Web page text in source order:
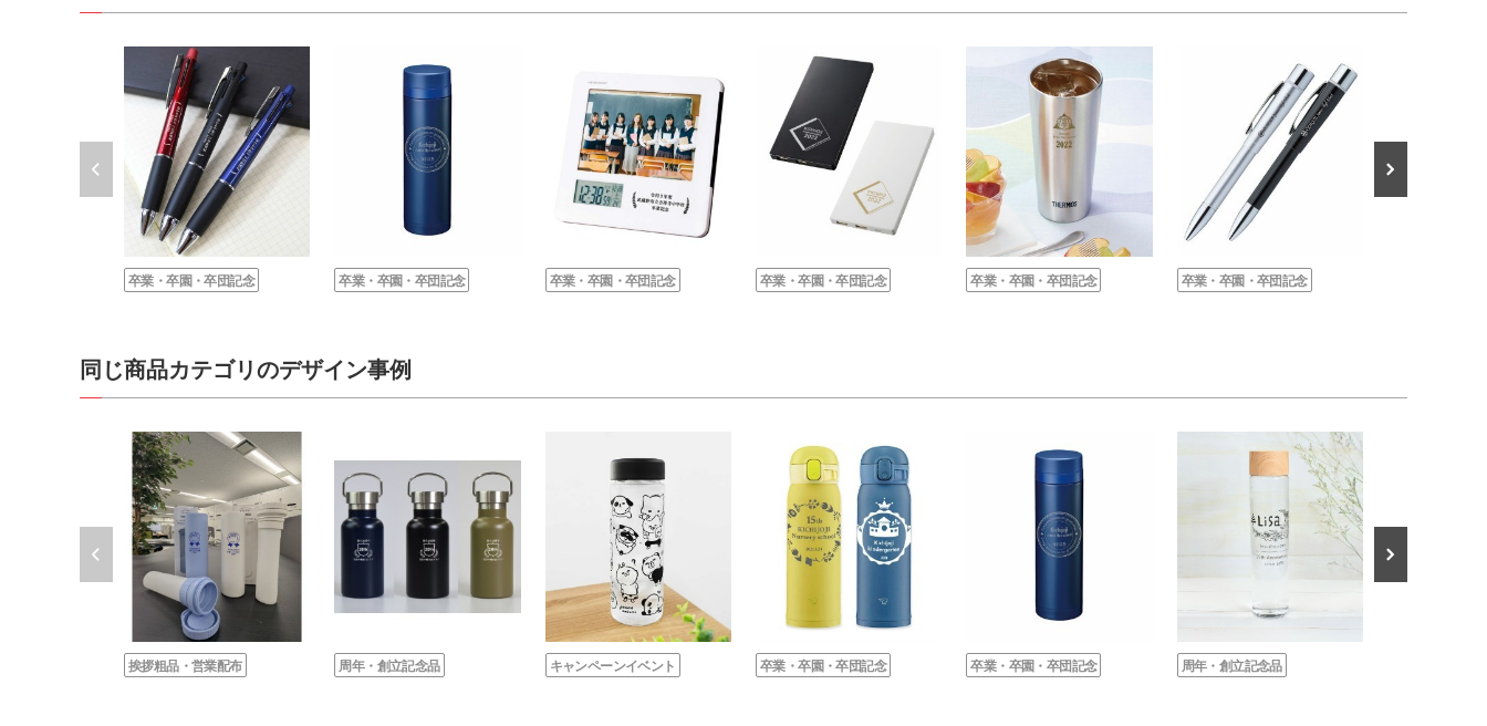
卒業・卒園・卒団記念 卒業・卒園・卒団記念 卒業・卒園・卒団記念 卒業・卒園・卒団記念 卒業・卒園・卒団記念 卒業・卒園・卒団記念
同じ商品カテゴリのデザイン事例
挨拶粗品・営業配布 周年・創立記念品 キャンペーンイベント 卒業・卒園・卒団記念 卒業・卒園・卒団記念 周年・創立記念品